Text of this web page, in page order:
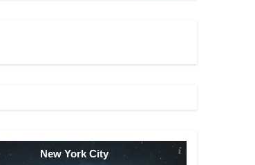
მივიდეთ – ირმა ინაშვილი
New York City